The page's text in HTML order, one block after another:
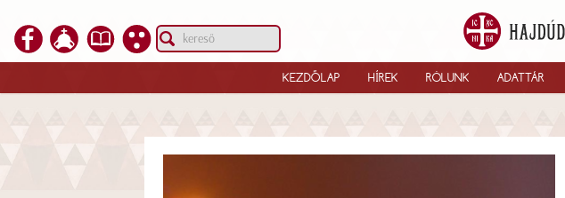
KEZDŐLAP HÍREK RÓLUNK ADATTÁR